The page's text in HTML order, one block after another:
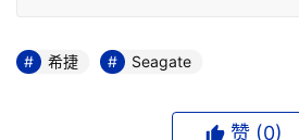
希捷 Seagate
赞 (0)